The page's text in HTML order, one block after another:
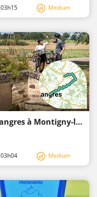
03h15 Medium
La source de la Meuse : de Langres à Montigny-le-Roi - La Meuse à vélo
03h04 Medium